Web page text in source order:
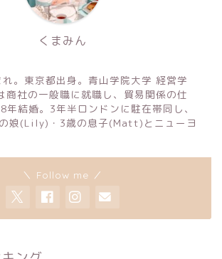
くまみん
。東京都出身。青山学院大学 経営学
商社の一般職に就職し、貿易関係の仕
年結婚。3年半ロンドンに駐在帯同し、
娘(Lily)・3歳の息子(Matt)とニューヨ
＼ Follow me ／